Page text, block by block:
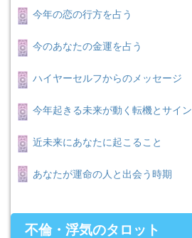
今年の恋の行方を占う
今のあなたの金運を占う
ハイヤーセルフからのメッセージ
今年起きる未来が動く転機とサイン
近未来にあなたに起こること
あなたが運命の人と出会う時期
不倫・浮気のタロット